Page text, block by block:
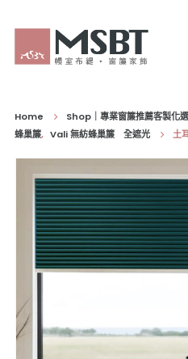
Home
Shop｜專業窗簾推薦客製化
蜂巢簾, Vali 無紡蜂巢簾 全遮光 土